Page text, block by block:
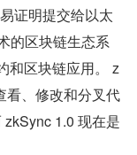
证明提交给以太
的区块链生态系
和区块链应用。 z
看、修改和分叉代
zkSync 1.0 现在是